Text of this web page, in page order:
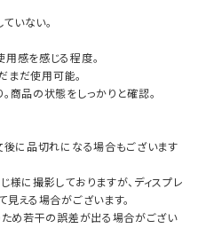
いない。
用感を感じる程度。
まだ使用可能。
。商品の状態をしっかりと確認。
に品切れになる場合もございます
に撮影しておりますが、ディスプレ
える場合がございます。
め若干の誤差が出る場合がござい